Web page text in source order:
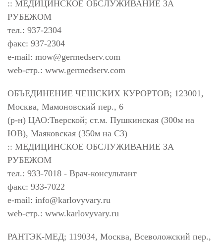
:: МЕДИЦИНСКОЕ ОБСЛУЖИВАНИЕ ЗА
РУБЕЖОМ
тел.: 937-2304
факс: 937-2304
e-mail: mow@germedserv.com
web-стр.: www.germedserv.com
ОБЪЕДИНЕНИЕ ЧЕШСКИХ КУРОРТОВ; 123001,
Москва, Мамоновский пер., 6
(р-н) ЦАО:Тверской; ст.м. Пушкинская (300м на
ЮВ), Маяковская (350м на СЗ)
:: МЕДИЦИНСКОЕ ОБСЛУЖИВАНИЕ ЗА
РУБЕЖОМ
тел.: 933-7018 - Врач-консультант
факс: 933-7022
e-mail: info@karlovyvary.ru
web-стр.: www.karlovyvary.ru
РАНТЭК-МЕД; 119034, Москва, Всеволожский пер.,